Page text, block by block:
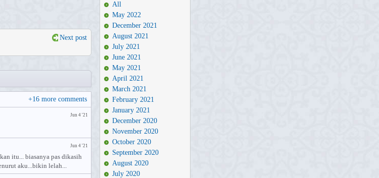
Next post
+16 more comments
Jun 4 '21
Jun 4 '21
itu... biasanya pas dikasih
aku...bikin lelah...
All
May 2022
December 2021
August 2021
July 2021
June 2021
May 2021
April 2021
March 2021
February 2021
January 2021
December 2020
November 2020
October 2020
September 2020
August 2020
July 2020